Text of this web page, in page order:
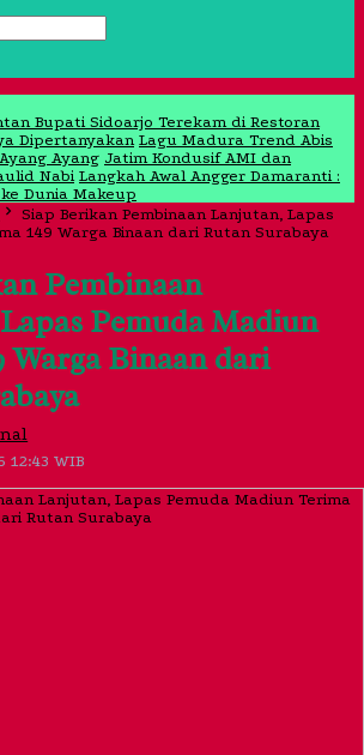
Bupati Sidoarjo Terekam di Restoran
Dipertanyakan Lagu Madura Trend Abis
Ayang Ayang Jatim Kondusif AMI dan
Nabi Langkah Awal Angger Damaranti :
Dunia Makeup
Siap Berikan Pembinaan Lanjutan, Lapas
149 Warga Binaan dari Rutan Surabaya
Pembinaan
Pemuda Madiun
Warga Binaan dari
12:43 WIB